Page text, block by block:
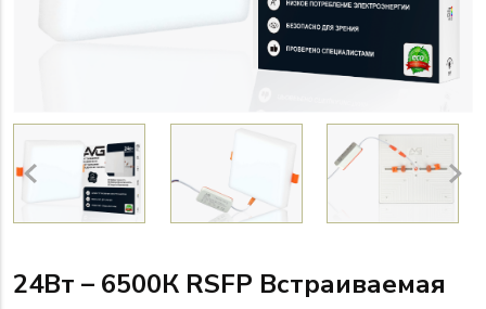
24Вт – 6500К RSFP Встраиваемая